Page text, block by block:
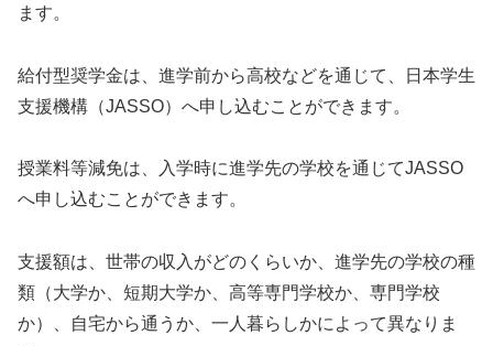
ます。
給付型奨学金は、進学前から高校などを通じて、日本学生
支援機構（JASSO）へ申し込むことができます。
授業料等減免は、入学時に進学先の学校を通じてJASSO
へ申し込むことができます。
支援額は、世帯の収入がどのくらいか、進学先の学校の種
類（大学か、短期大学か、高等専門学校か、専門学校
か）、自宅から通うか、一人暮らしかによって異なりま